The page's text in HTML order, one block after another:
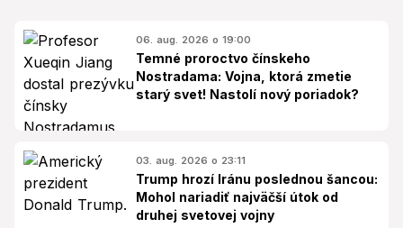
06. aug. 2026 o 19:00
Temné proroctvo čínskeho
Nostradama: Vojna, ktorá zmetie
starý svet! Nastolí nový poriadok?
03. aug. 2026 o 23:11
Trump hrozí Iránu poslednou šancou:
Mohol nariadiť najväčší útok od
druhej svetovej vojny